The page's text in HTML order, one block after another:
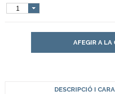
1
AFEGIR A LA
DESCRIPCIÓ I